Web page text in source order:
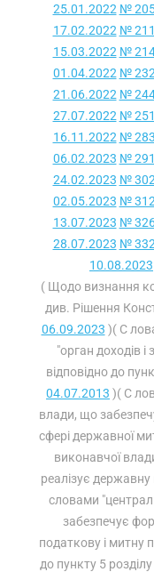
25.01.2022 №
17.02.2022 №
15.03.2022 №
01.04.2022 №
21.06.2022 №
27.07.2022 №
16.11.2022 №
06.02.2023 №
24.02.2023 №
02.05.2023 №
13.07.2023 №
28.07.2023 №
10.08.2023
( Щодо визнання
див. Рішення
06.09.2023 )( С
"орган доходів і
відповідно до
04.07.2013 )( С
влади, що
сфері державної
виконавчої
реалізує державну
словами
забезпечує
податкову і митну
до пункту 5